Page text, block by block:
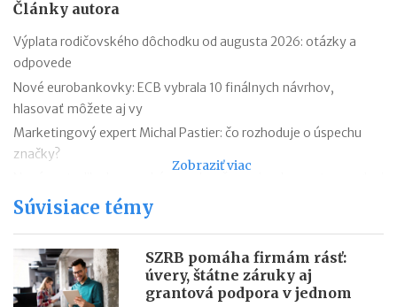
Články autora
Výplata rodičovského dôchodku od augusta 2026: otázky a
odpovede
Nové eurobankovky: ECB vybrala 10 finálnych návrhov,
hlasovať môžete aj vy
Marketingový expert Michal Pastier: čo rozhoduje o úspechu
značky?
hodnotení pracovných miest
Kontroly odpočtu DPH pri autách na podnikanie
Kontroly influencerov a tvorcov digitálneho obsahu: finančná
správa sa zameria na ich príjmy
Zmeny v e-faktúre: štát ju opravuje ešte pred zavedením
Zobraziť viac
Súvisiace témy
SZRB pomáha firmám rásť:
úvery, štátne záruky aj
grantová podpora v jednom